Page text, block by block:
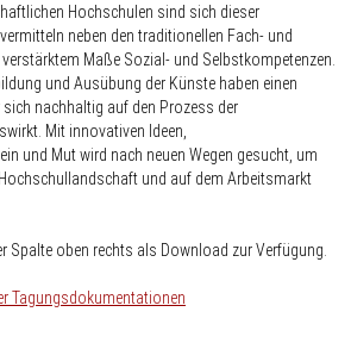
Hochschulen sind sich dieser
neben den traditionellen Fach- und
Maße Sozial- und Selbstkompetenzen.
und Ausübung der Künste haben einen
sich nachhaltig auf den Prozess der
Mit innovativen Ideen,
und Mut wird nach neuen Wegen gesucht, um
und auf dem Arbeitsmarkt
Spalte oben rechts als Download zur Verfügung.
Tagungsdokumentationen